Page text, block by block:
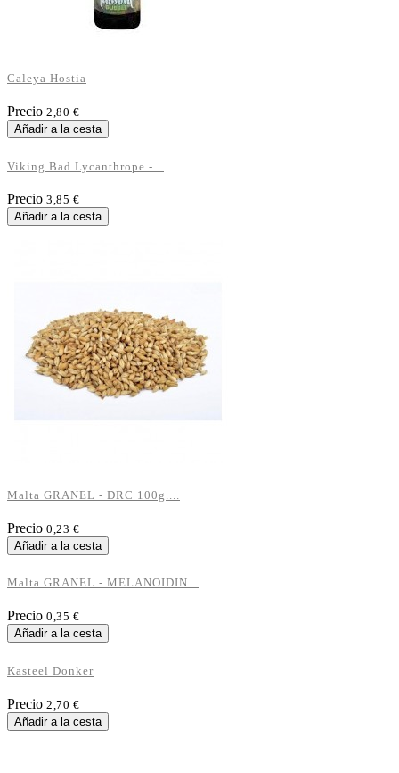
Caleya Hostia
Precio 2,80 €
Añadir a la cesta
Viking Bad Lycanthrope -...
Precio 3,85 €
Añadir a la cesta
Malta GRANEL - DRC 100g....
Precio 0,23 €
Añadir a la cesta
Malta GRANEL - MELANOIDIN...
Precio 0,35 €
Añadir a la cesta
Kasteel Donker
Precio 2,70 €
Añadir a la cesta